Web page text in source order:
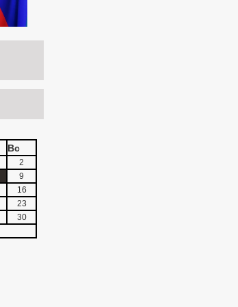
Вс
2
9
16
23
30